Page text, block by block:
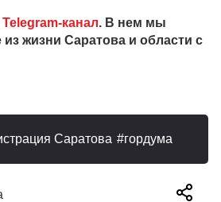
Telegram-канал. В нем мы
из жизни Саратова и области с
Саратова гордума